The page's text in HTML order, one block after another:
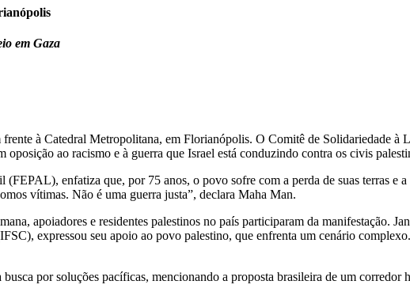
em Gaza
à Catedral Metropolitana, em Florianópolis. O Comitê de Solidariedade à
ao racismo e à guerra que Israel está conduzindo contra os civis
enfatiza que, por 75 anos, o povo sofre com a perda de suas terras e a
vítimas. Não é uma guerra justa”, declara Maha Man.
apoiadores e residentes palestinos no país participaram da manifestação.
expressou seu apoio ao povo palestino, que enfrenta um cenário
por soluções pacíficas, mencionando a proposta brasileira de um corredor